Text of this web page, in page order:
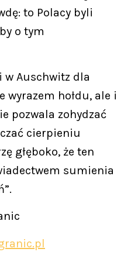
to Polacy byli
o tym
w Auschwitz dla
wyrazem hołdu, ale i
pozwala zohydzać
cierpieniu
głęboko, że ten
sumienia